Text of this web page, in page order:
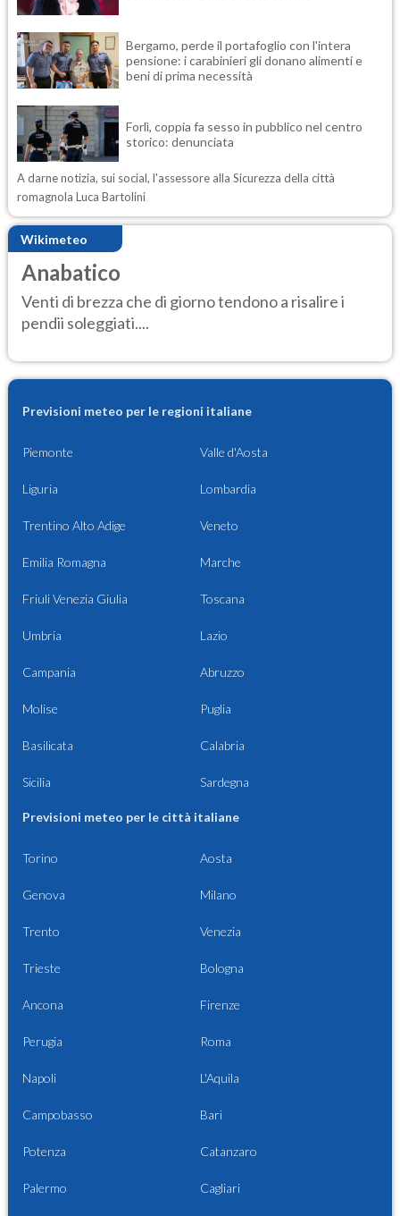
Bergamo, perde il portafoglio con l'intera
pensione: i carabinieri gli donano alimenti e
beni di prima necessità
Forlì, coppia fa sesso in pubblico nel centro
storico: denunciata
A darne notizia, sui social, l'assessore alla Sicurezza della città
romagnola Luca Bartolini
Wikimeteo
Anabatico
Venti di brezza che di giorno tendono a risalire i
pendii soleggiati....
Previsioni meteo per le regioni italiane
Piemonte Valle d'Aosta
Liguria Lombardia
Trentino Alto Adige Veneto
Emilia Romagna Marche
Friuli Venezia Giulia Toscana
Umbria Lazio
Campania Abruzzo
Molise Puglia
Basilicata Calabria
Sicilia Sardegna
Previsioni meteo per le città italiane
Torino Aosta
Genova Milano
Trento Venezia
Trieste Bologna
Ancona Firenze
Perugia Roma
Napoli L'Aquila
Campobasso Bari
Potenza Catanzaro
Palermo Cagliari